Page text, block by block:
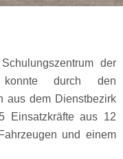
der
konnte durch den
aus dem Dienstbezirk
Einsatzkräfte aus 12
und einem